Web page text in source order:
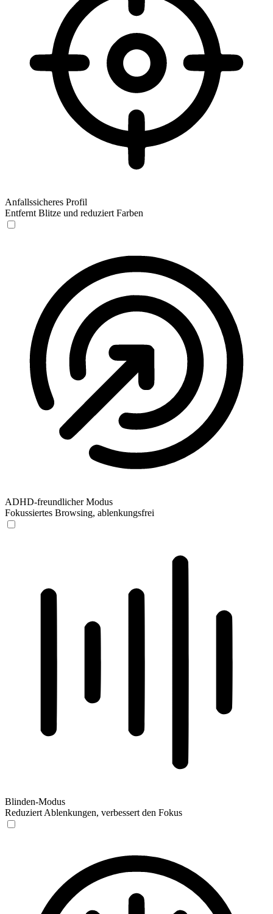
Anfallssicheres Profil
Entfernt Blitze und reduziert Farben
ADHD-freundlicher Modus
Fokussiertes Browsing, ablenkungsfrei
Blinden-Modus
Reduziert Ablenkungen, verbessert den Fokus